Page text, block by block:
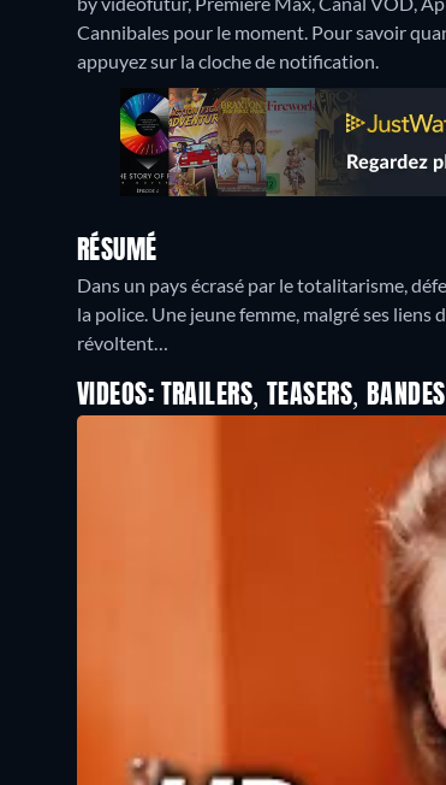
Cannibales pour le moment. Pour savoir
appuyez sur la cloche de notification.
RÉSUMÉ
Dans un pays écrasé par le totalitarisme,
la police. Une jeune femme, malgré ses liens
révoltent…
VIDEOS: TRAILERS, TEASERS,